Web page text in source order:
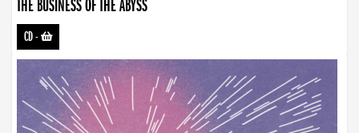
THE BUSINESS OF THE ABYSS
CD-